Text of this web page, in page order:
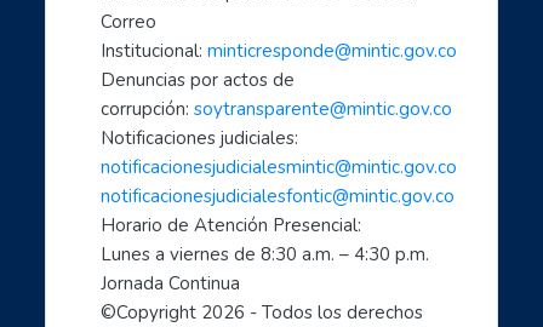
- Mujeres creadoras de contenido Digital
- Transforma tu mundo con internet: paso a paso de...
- Ciberperiodismo comunitario a tu alcance
- Cómo hacer trámites por internet con el estado
- Aprende a cuidarte en el mundo digital
- Las TIC aliadas fundamentales para el teletrabaj...
- Sácale provecho a tus dispositivos móviles: celu...
- Soy un profe TIC: Comparte con el mundo tus cono...
1, 2, 3 X TIC
- Entornos Digitales humanos
Correo
Institucional: minticresponde@mintic.gov.co
Denuncias por actos de
corrupción: soytransparente@mintic.gov.co
Notificaciones judiciales:
notificacionesjudicialesmintic@mintic.gov.co
notificacionesjudicialesfontic@mintic.gov.co
Horario de Atención Presencial:
Lunes a viernes de 8:30 a.m. – 4:30 p.m.
Jornada Continua
©Copyright 2026 - Todos los derechos